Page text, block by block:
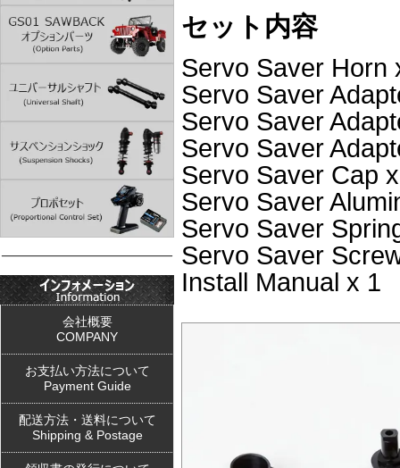
会社概要
COMPANY
お支払い方法について
Payment Guide
配送方法・送料について
Shipping & Postage
セット内容
Servo Saver Horn
Servo Saver
Servo Saver
Servo Saver
Servo Saver Cap
Servo Saver
Servo Saver
Servo Saver
Install Manual x 1